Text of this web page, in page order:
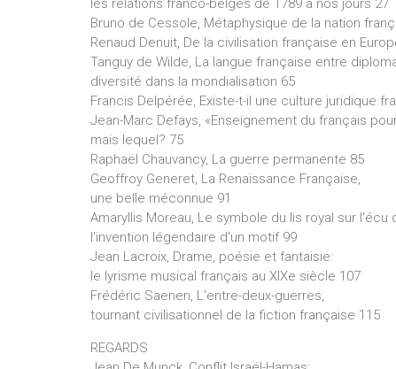
Bruno de Cessole, Métaphysique de la nation
Renaud Denuit, De la civilisation française en
Tanguy de Wilde, La langue française entre
diversité dans la mondialisation 65
Francis Delpérée, Existe-t-il une culture juridique
Jean-Marc Defays, «Enseignement du français pour
mais lequel? 75
Raphaël Chauvancy, La guerre permanente 85
Geoffroy Generet, La Renaissance Française,
une belle méconnue 91
Amaryllis Moreau, Le symbole du lis royal sur l'écu
l'invention légendaire d'un motif 99
Jean Lacroix, Drame, poésie et fantaisie:
le lyrisme musical français au XIXe siècle 107
Frédéric Saenen, L’entre-deux-guerres,
tournant civilisationnel de la fiction française 115
REGARDS